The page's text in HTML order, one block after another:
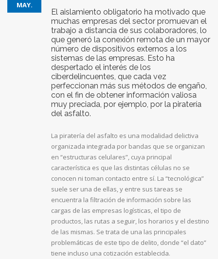
MAY.
El aislamiento obligatorio ha motivado que
muchas empresas del sector promuevan el
trabajo a distancia de sus colaboradores, lo
que generó la conexión remota de un mayor
número de dispositivos externos a los
sistemas de las empresas. Esto ha
despertado el interés de los
ciberdelincuentes, que cada vez
perfeccionan más sus métodos de engaño,
con el fin de obtener información valiosa
muy preciada, por ejemplo, por la piratería
del asfalto.
La piratería del asfalto es una modalidad delictiva
organizada integrada por bandas que se organizan
en “estructuras celulares”, cuya principal
característica es que las distintas células no se
conocen ni toman contacto entre sí. La “tecnológica”
suele ser una de ellas, y entre sus tareas se
encuentra la filtración de información sobre las
cargas de las empresas logísticas, el tipo de
productos, las rutas a seguir, los horarios y el destino
de las mismas. Se trata de una las principales
problemáticas de este tipo de delito, donde “el dato”
tiene incluso una cotización establecida.